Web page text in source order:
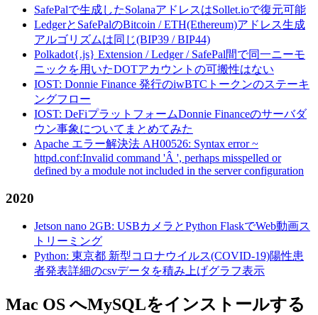
SafePalで生成したSolanaアドレスはSollet.ioで復元可能
LedgerとSafePalのBitcoin / ETH(Ethereum)アドレス生成
アルゴリズムは同じ(BIP39 / BIP44)
Polkadot{.js} Extension / Ledger / SafePal間で同一ニーモ
ニックを用いたDOTアカウントの可搬性はない
IOST: Donnie Finance 発行のiwBTCトークンのステーキ
ングフロー
IOST: DeFiプラットフォームDonnie Financeのサーバダ
ウン事象についてまとめてみた
Apache エラー解決法 AH00526: Syntax error ~
httpd.conf:Invalid command 'Â ', perhaps misspelled or
defined by a module not included in the server configuration
2020
Jetson nano 2GB: USBカメラとPython FlaskでWeb動画ス
トリーミング
Python: 東京都 新型コロナウイルス(COVID-19)陽性患
者発表詳細のcsvデータを積み上げグラフ表示
Mac OS へMySQLをインストールする